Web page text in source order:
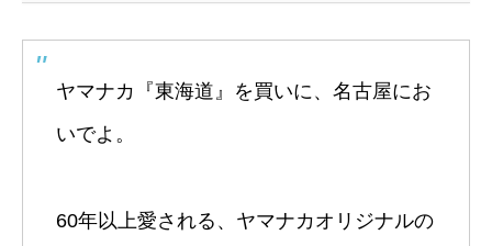
ヤマナカ『東海道』を買いに、名古屋にお
いでよ。
60年以上愛される、ヤマナカオリジナルの